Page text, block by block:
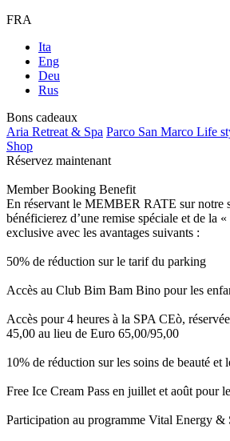
FRA
Ita
Eng
Deu
Rus
Bons cadeaux
Aria Retreat & Spa Parco San Marco Life
Shop
Réservez maintenant
Member Booking Benefit
En réservant le MEMBER RATE sur notre
bénéficierez d’une remise spéciale et de la
exclusive avec les avantages suivants :
50% de réduction sur le tarif du parking
Accès au Club Bim Bam Bino pour les
Accès pour 4 heures à la SPA CEò,
45,00 au lieu de Euro 65,00/95,00
10% de réduction sur les soins de beauté et
Free Ice Cream Pass en juillet et août pour
Participation au programme Vital Energy &